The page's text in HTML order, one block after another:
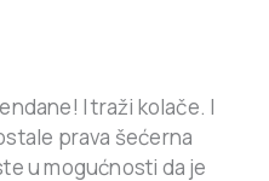
I traži kolače. I
prava šećerna
u mogućnosti da je